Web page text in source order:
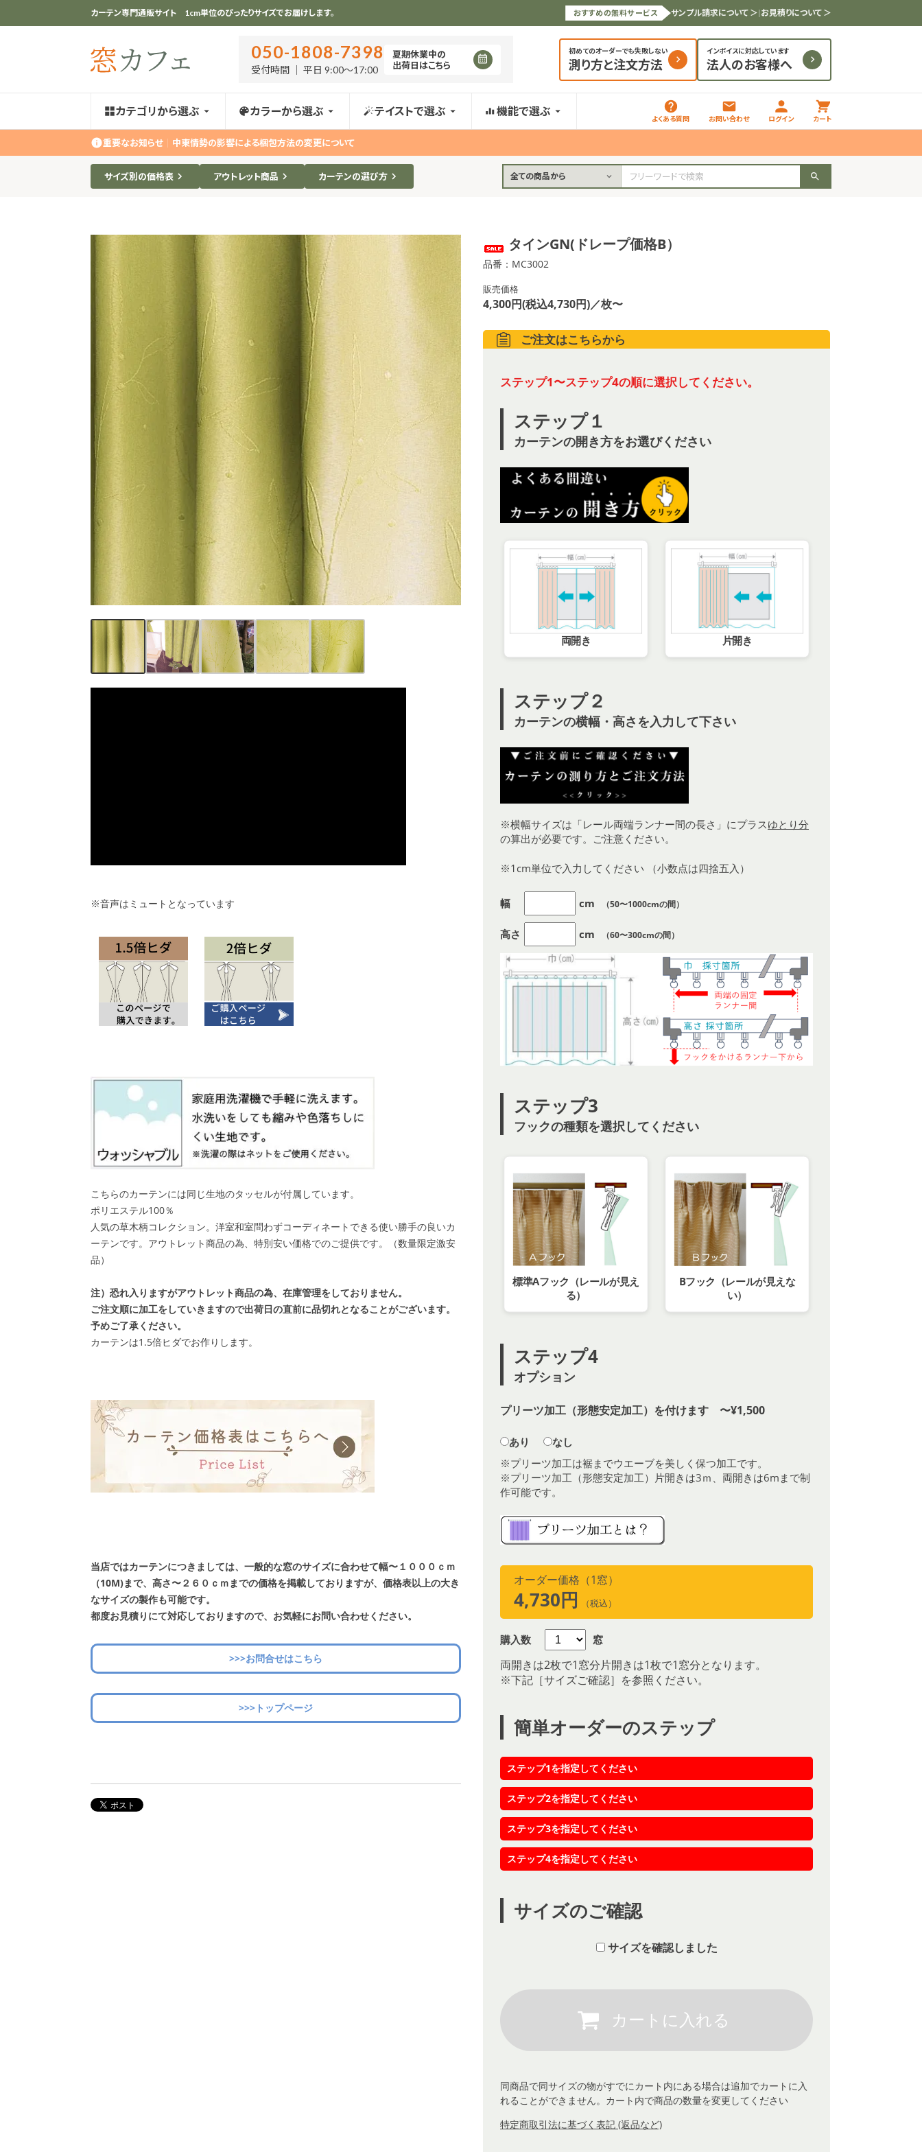
カーテン専門通販サイト 1cm単位のぴったりサイズでお届けします。 おすすめの無料サービス サンプル請求について ＞|お見積りについて ＞
050-1808-7398
受付時間 ｜ 平日 9:00〜17:00
夏期休業中の
出荷日はこちら
初めてのオーダーでも失敗しない
測り方と注文方法
インボイスに対応しています
法人のお客様へ
カテゴリから選ぶ カラーから選ぶ テイストで選ぶ 機能で選ぶ
よくある質問 お問い合わせ ログイン カート
重要なお知らせ 中東情勢の影響による梱包方法の変更について
サイズ別の価格表 アウトレット商品 カーテンの選び方 全ての商品から
※音声はミュートとなっています
こちらのカーテンには同じ生地のタッセルが付属しています。
ポリエステル100％
人気の草木柄コレクション。洋室和室問わずコーディネートできる使い勝手の良いカ
ーテンです。 アウトレット商品の為、特別安い価格でのご提供です。（数量限定激安
品）
注）恐れ入りますがアウトレット商品の為、在庫管理をしておりません。
ご注文順に加工をしていきますので出荷日の直前に品切れとなることがございます。
予めご了承ください。
カーテンは1.5倍ヒダでお作りします。
当店ではカーテンにつきましては、一般的な窓のサイズに合わせて幅〜１０００ｃｍ
（10M)まで、高さ〜２６０ｃｍまでの価格を掲載しておりますが、価格表以上の大き
なサイズの製作も可能です。
都度お見積りにて対応しておりますので、お気軽にお問い合わせください。
>>>お問合せはこちら
>>>トップページ
タインGN(ドレープ価格B）
品番：MC3002
販売価格
4,300円(税込4,730円)／枚〜
ご注文はこちらから
ステップ1〜ステップ4の順に選択してください。
ステップ１
カーテンの開き方をお選びください
両開き 片開き
ステップ２
カーテンの横幅・高さを入力して下さい
※横幅サイズは「レール両端ランナー間の長さ」にプラスゆとり分
の算出が必要です。ご注意ください。
※1cm単位で入力してください （小数点は四捨五入）
幅 cm （50〜1000cmの間）
高さ cm （60〜300cmの間）
ステップ3
フックの種類を選択してください
標準Aフック（レールが見え
る）
Bフック（レールが見えな
い）
ステップ4
オプション
プリーツ加工（形態安定加工）を付けます 〜¥1,500
あり
なし
※プリーツ加工は裾までウエーブを美しく保つ加工です。
※プリーツ加工（形態安定加工）片開きは3ｍ、両開きは6mまで制
作可能です。
オーダー価格（1窓）
4,730円 （税込）
購入数 窓
両開きは2枚で1窓分片開きは1枚で1窓分となります。
※下記［サイズご確認］を参照ください。
簡単オーダーのステップ
ステップ1を指定してください
ステップ2を指定してください
ステップ3を指定してください
ステップ4を指定してください
サイズのご確認
サイズを確認しました
同商品で同サイズの物がすでにカート内にある場合は追加でカートに入
れることができません。カート内で商品の数量を変更してください
特定商取引法に基づく表記 (返品など)